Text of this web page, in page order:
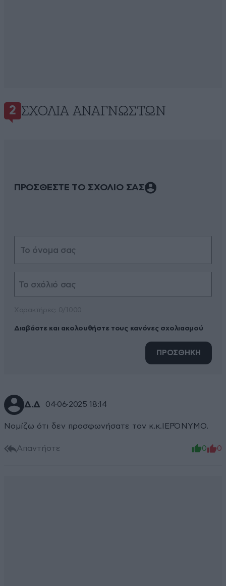
2 ΣΧΌΛΙΑ ΑΝΑΓΝΩΣΤΏΝ
ΠΡΟΣΘΕΣΤΕ ΤΟ ΣΧΟΛΙΟ ΣΑΣ
Διαβάστε και ακολουθήστε τους κανόνες σχολιασμού
ΠΡΟΣΘΗΚΗ
Δ.Δ 04·06·2025 18:14
Νομίζω ότι δεν προσφωνήσατε τον κ.κ.ΙΕΡΌΝΥΜΟ.
Απαντήστε 0 0